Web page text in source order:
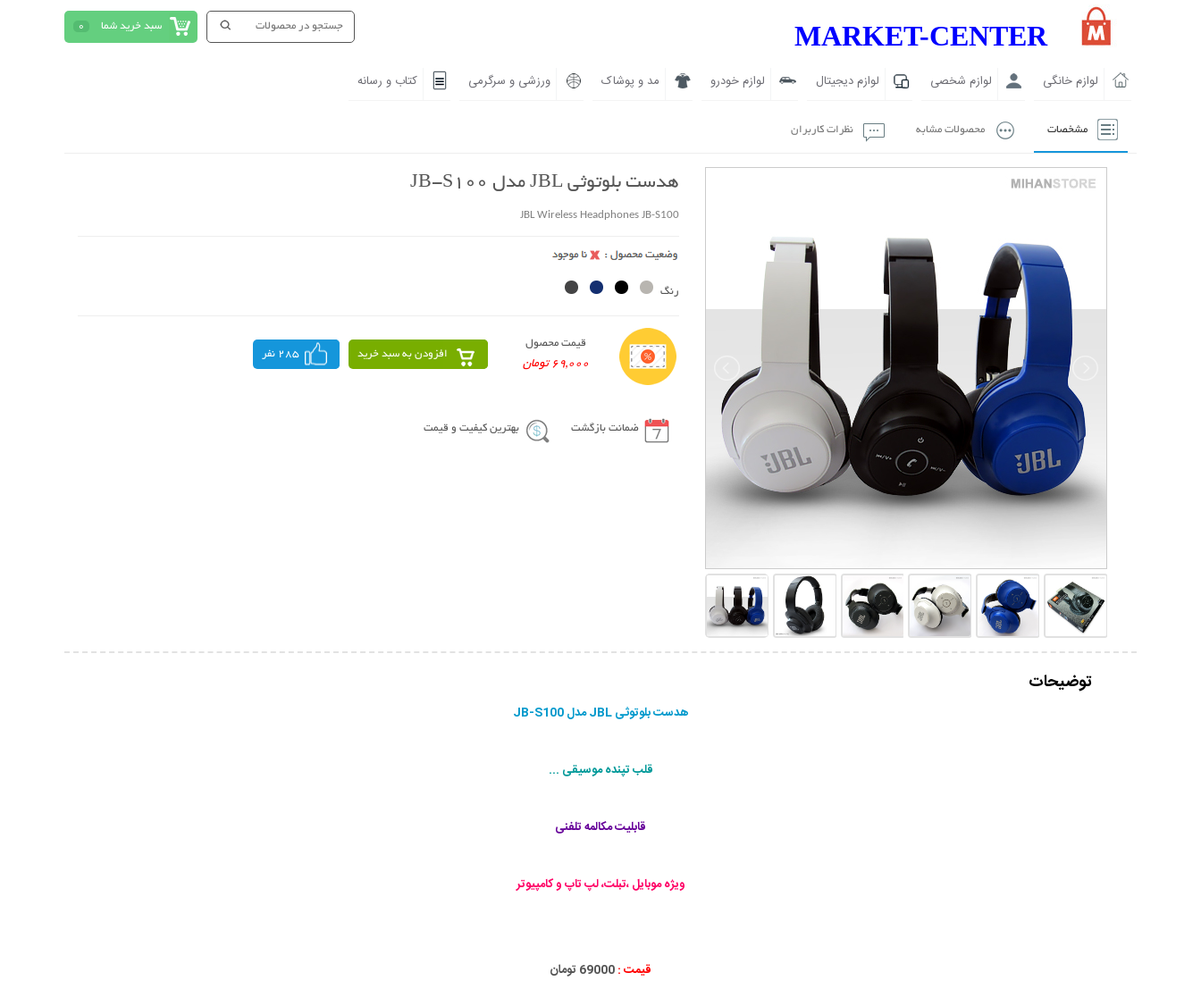
سبد خرید شما 0 MARKET-CENTER
لوازم خانگی لوازم شخصی لوازم دیجیتال لوازم خودرو مد و پوشاک ورزشی و سرگرمی کتاب و رسانه
مشخصات محصولات مشابه نظرات کاربران
هدست بلوتوثی JBL مدل JB-S100
JBL Wireless Headphones JB-S100
رنگ
قیمت محصول
69,000 تومان
افزودن به سبد خرید 285 نفر
ضمانت بازگشت بهترین کیفیت و قیمت
توضیحات
هدست بلوتوثی JBL مدل JB-S100
قلب تپنده موسیقی ...
قابلیت مکالمه تلفنی
ویژه موبایل ،تبلت، لپ تاپ و کامپیوتر
قیمت :69000 تومان